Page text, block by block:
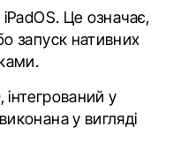
Це означає,
запуск нативних
у
у вигляді